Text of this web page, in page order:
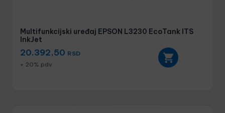
Multifunkcijski uređaj EPSON L3230 EcoTank ITS
InkJet
20.392,50 RSD
+ 20% pdv